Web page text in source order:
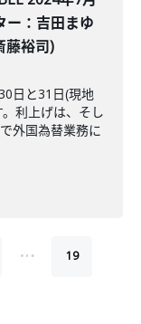
ー：吉田まゆ
藤裕司)
日と31日(現地
利上げは、そし
外国為替業務に
… 19